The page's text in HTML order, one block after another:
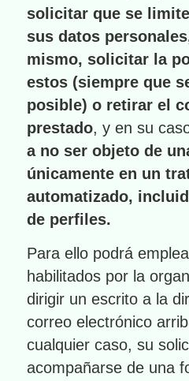
solicitar que se
sus datos
mismo, solicitar la
estos (siempre que
posible) o retirar el
prestado, y en su
a no ser objeto de
únicamente en un
automatizado,
de perfiles.
Para ello podrá
habilitados por la
dirigir un escrito a la
correo electrónico
cualquier caso, su
acompañarse de una